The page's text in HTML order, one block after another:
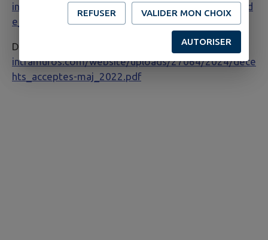
intramuros.com/website/uploads/27064/2024/guid
e_des_decheteries_hab_maj_06-2023.pdf
Déchets acceptés :
https://files.appli-
intramuros.com/website/uploads/27064/2024/dece
hts_acceptes-maj_2022.pdf
REFUSER VALIDER MON CHOIX
AUTORISER